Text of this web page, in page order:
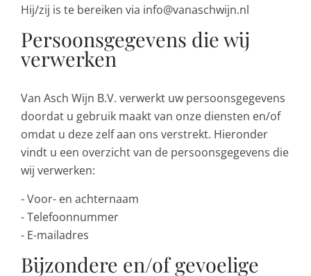
Hij/zij is te bereiken via info@vanaschwijn.nl
Persoonsgegevens die wij
verwerken
Van Asch Wijn B.V. verwerkt uw persoonsgegevens
doordat u gebruik maakt van onze diensten en/of
omdat u deze zelf aan ons verstrekt. Hieronder
vindt u een overzicht van de persoonsgegevens die
wij verwerken:
- Voor- en achternaam
- Telefoonnummer
- E-mailadres
Bijzondere en/of gevoelige